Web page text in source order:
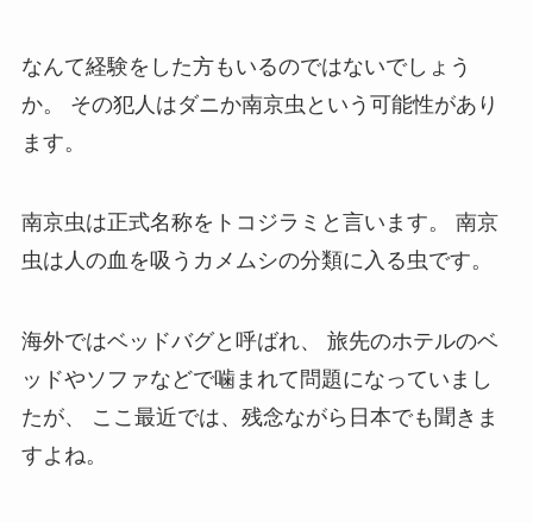
なんて経験をした方もいるのではないでしょう
か。
その犯人はダニか南京虫という可能性があり
ます。
南京虫は正式名称をトコジラミと言います。
南京
虫は人の血を吸うカメムシの分類に入る虫です。
海外ではベッドバグと呼ばれ、
旅先のホテルのベ
ッドやソファなどで噛まれて問題になっていまし
たが、
ここ最近では、残念ながら日本でも聞きま
すよね。